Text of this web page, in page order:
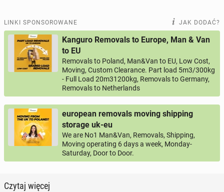
LINKI SPONSOROWANE JAK DODAĆ?
Kanguro Removals to Europe, Man & Van
to EU
Removals to Poland, Man&Van to EU, Low Cost,
Moving, Custom Clearance. Part load 5m3/300kg
- Full Load 20m31200kg, Removals to Germany,
Removals to Netherlands
european removals moving shipping
storage uk-eu
We are No1 Man&Van, Removals, Shipping,
Moving operating 6 days a week, Monday-
Saturday, Door to Door.
Czytaj więcej